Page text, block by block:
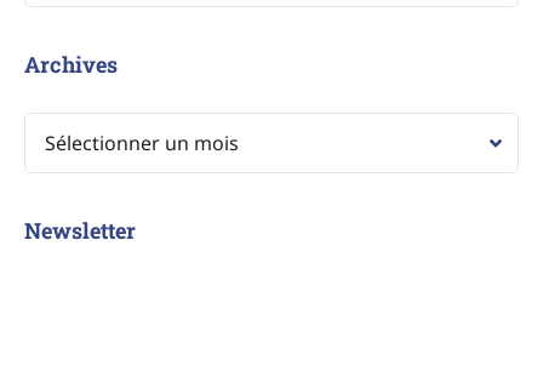
Archives
Newsletter